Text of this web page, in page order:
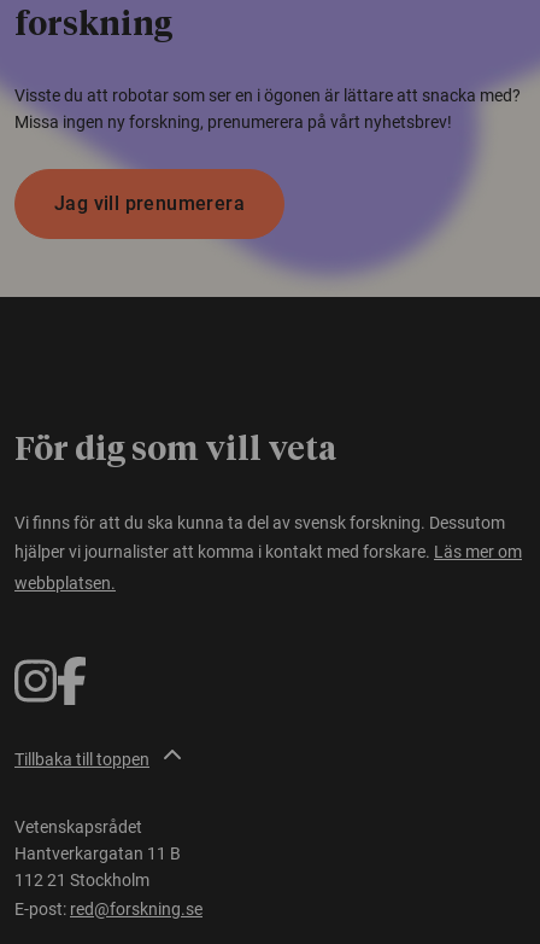
forskning
Visste du att robotar som ser en i ögonen är lättare att snacka med?
Missa ingen ny forskning, prenumerera på vårt nyhetsbrev!
Jag vill prenumerera
För dig som vill veta
Vi finns för att du ska kunna ta del av svensk forskning. Dessutom
hjälper vi journalister att komma i kontakt med forskare. Läs mer om
webbplatsen.
Tillbaka till toppen
Vetenskapsrådet
Hantverkargatan 11 B
112 21 Stockholm
E-post: red@forskning.se